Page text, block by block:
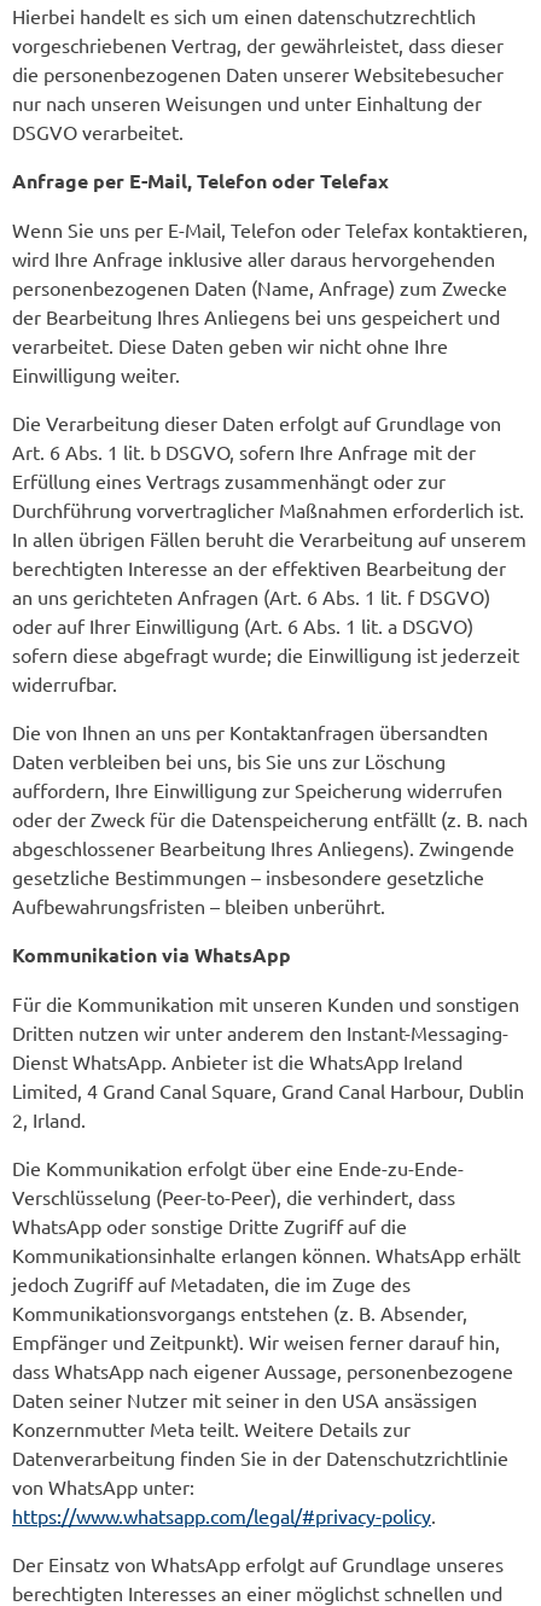
Hierbei handelt es sich um einen datenschutzrechtlich
vorgeschriebenen Vertrag, der gewährleistet, dass dieser
die personenbezogenen Daten unserer Websitebesucher
nur nach unseren Weisungen und unter Einhaltung der
DSGVO verarbeitet.
Anfrage per E-Mail, Telefon oder Telefax
Wenn Sie uns per E-Mail, Telefon oder Telefax kontaktieren,
wird Ihre Anfrage inklusive aller daraus hervorgehenden
personenbezogenen Daten (Name, Anfrage) zum Zwecke
der Bearbeitung Ihres Anliegens bei uns gespeichert und
verarbeitet. Diese Daten geben wir nicht ohne Ihre
Einwilligung weiter.
Die Verarbeitung dieser Daten erfolgt auf Grundlage von
Art. 6 Abs. 1 lit. b DSGVO, sofern Ihre Anfrage mit der
Erfüllung eines Vertrags zusammenhängt oder zur
Durchführung vorvertraglicher Maßnahmen erforderlich ist.
In allen übrigen Fällen beruht die Verarbeitung auf unserem
berechtigten Interesse an der effektiven Bearbeitung der
an uns gerichteten Anfragen (Art. 6 Abs. 1 lit. f DSGVO)
oder auf Ihrer Einwilligung (Art. 6 Abs. 1 lit. a DSGVO)
sofern diese abgefragt wurde; die Einwilligung ist jederzeit
widerrufbar.
Die von Ihnen an uns per Kontaktanfragen übersandten
Daten verbleiben bei uns, bis Sie uns zur Löschung
auffordern, Ihre Einwilligung zur Speicherung widerrufen
oder der Zweck für die Datenspeicherung entfällt (z. B. nach
abgeschlossener Bearbeitung Ihres Anliegens). Zwingende
gesetzliche Bestimmungen – insbesondere gesetzliche
Aufbewahrungsfristen – bleiben unberührt.
Kommunikation via WhatsApp
Für die Kommunikation mit unseren Kunden und sonstigen
Dritten nutzen wir unter anderem den Instant-Messaging-
Dienst WhatsApp. Anbieter ist die WhatsApp Ireland
Limited, 4 Grand Canal Square, Grand Canal Harbour, Dublin
2, Irland.
Die Kommunikation erfolgt über eine Ende-zu-Ende-
Verschlüsselung (Peer-to-Peer), die verhindert, dass
WhatsApp oder sonstige Dritte Zugriff auf die
Kommunikationsinhalte erlangen können. WhatsApp erhält
jedoch Zugriff auf Metadaten, die im Zuge des
Kommunikationsvorgangs entstehen (z. B. Absender,
Empfänger und Zeitpunkt). Wir weisen ferner darauf hin,
dass WhatsApp nach eigener Aussage, personenbezogene
Daten seiner Nutzer mit seiner in den USA ansässigen
Konzernmutter Meta teilt. Weitere Details zur
Datenverarbeitung finden Sie in der Datenschutzrichtlinie
von WhatsApp unter:
https://www.whatsapp.com/legal/#privacy-policy.
Der Einsatz von WhatsApp erfolgt auf Grundlage unseres
berechtigten Interesses an einer möglichst schnellen und